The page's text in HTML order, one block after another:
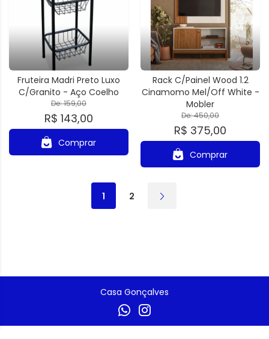
Fruteira Madri Preto Luxo
C/Granito - Aço Coelho
De: 159,00
R$ 143,00
Comprar
Rack C/Painel Wood 1.2
Cinamomo Mel/Off White -
Mobler
De: 450,00
R$ 375,00
Comprar
1 2
Casa Gonçalves